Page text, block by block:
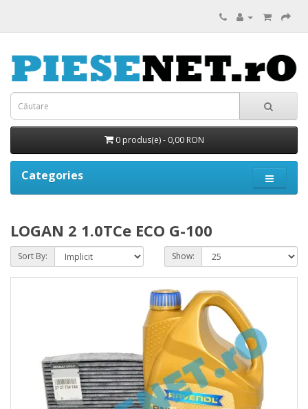
0 produs(e) - 0,00 RON
Categories
LOGAN 2 1.0TCe ECO G-100
Sort By: Show: